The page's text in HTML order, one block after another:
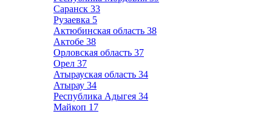
Саранск 33
Рузаевка 5
Актюбинская область 38
Актобе 38
Орловская область 37
Орел 37
Атырауская область 34
Атырау 34
Республика Адыгея 34
Майкоп 17